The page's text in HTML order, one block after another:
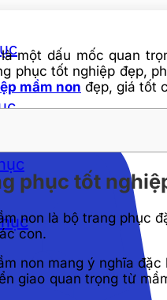
một dấu mốc quan
phục tốt nghiệp đẹp,
mầm non đẹp, giá tốt
phục tốt
non là bộ trang phục
con.
non mang ý nghĩa
giao quan trọng từ